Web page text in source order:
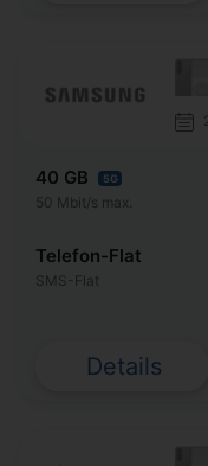
40 GB 5G
50 Mbit/s max.
Telefon-Flat
SMS-Flat
Details